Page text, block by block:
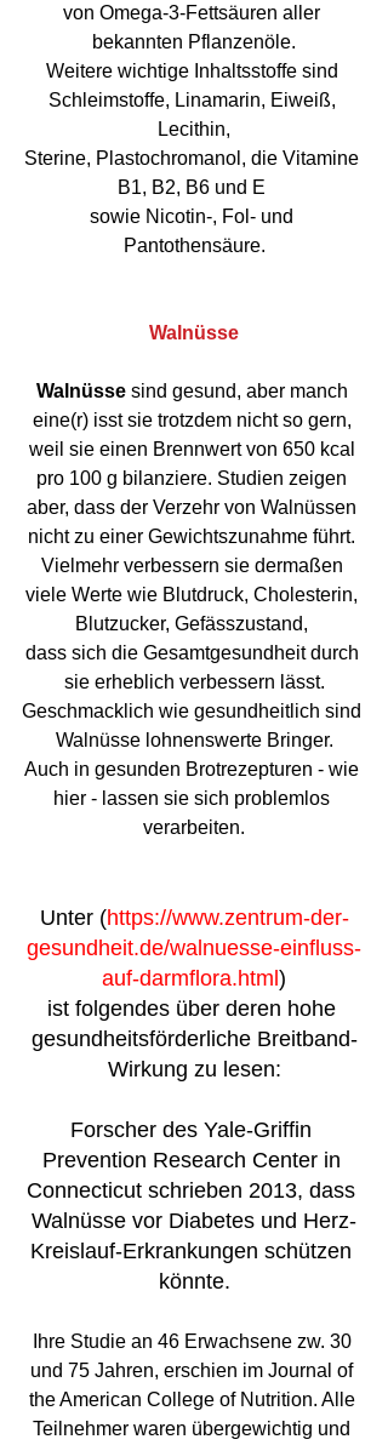
von Omega-3-Fettsäuren aller
bekannten Pflanzenöle.
Weitere wichtige Inhaltsstoffe sind
Schleimstoffe, Linamarin, Eiweiß,
Lecithin,
Sterine, Plastochromanol, die Vitamine
B1, B2, B6 und E
sowie Nicotin-, Fol- und
Pantothensäure.
Walnüsse
Walnüsse sind gesund, aber manch
eine(r) isst sie trotzdem nicht so gern,
weil sie einen Brennwert von 650 kcal
pro 100 g bilanziere. Studien zeigen
aber, dass der Verzehr von Walnüssen
nicht zu einer Gewichtszunahme führt.
Vielmehr verbessern sie dermaßen
viele Werte wie Blutdruck, Cholesterin,
Blutzucker, Gefässzustand,
dass sich die Gesamtgesundheit durch
sie erheblich verbessern lässt.
Geschmacklich wie gesundheitlich sind
Walnüsse lohnenswerte Bringer.
Auch in gesunden Brotrezepturen - wie
hier - lassen sie sich problemlos
verarbeiten.
Unter (https://www.zentrum-der-
gesundheit.de/walnuesse-einfluss-
auf-darmflora.html)
ist folgendes über deren hohe
gesundheitsförderliche Breitband-
Wirkung zu lesen:
Forscher des Yale-Griffin
Prevention Research Center in
Connecticut schrieben 2013, dass
Walnüsse vor Diabetes und Herz-
Kreislauf-Erkrankungen schützen
könnte.
Ihre Studie an 46 Erwachsene zw. 30
und 75 Jahren, erschien im Journal of
the American College of Nutrition. Alle
Teilnehmer waren übergewichtig und